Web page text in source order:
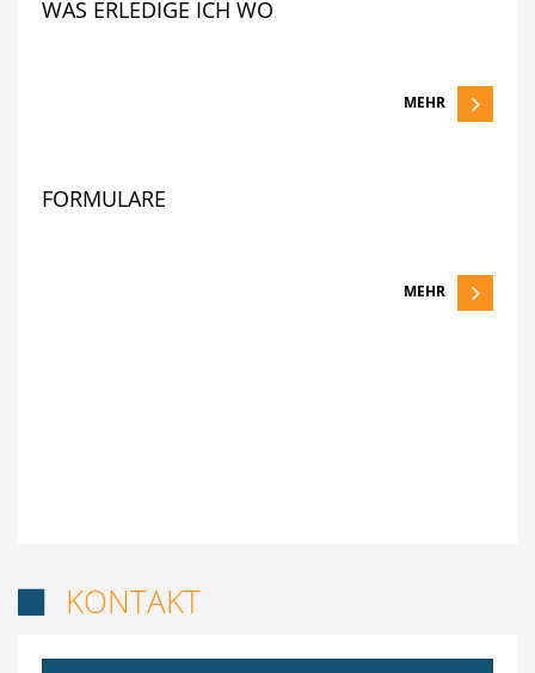
WAS ERLEDIGE ICH WO
MEHR
FORMULARE
MEHR
KONTAKT